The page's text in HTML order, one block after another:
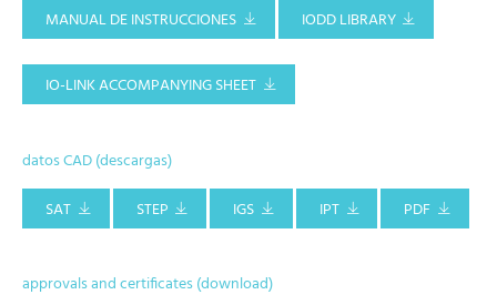
MANUAL DE INSTRUCCIONES
IODD LIBRARY
IO-LINK ACCOMPANYING SHEET
datos CAD (descargas)
SAT
STEP IGS IPT PDF
approvals and certificates (download)